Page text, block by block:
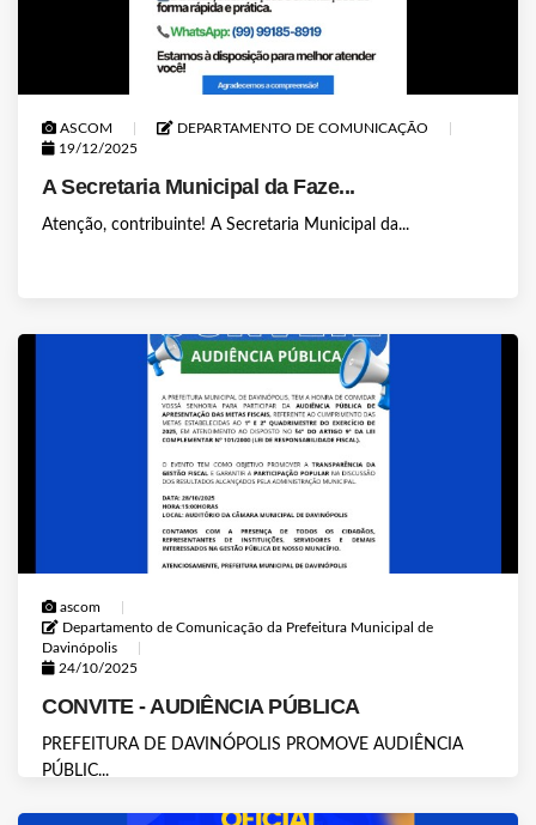
ASCOM
DEPARTAMENTO DE COMUNICAÇÃO
19/12/2025
A Secretaria Municipal da Faze...
Atenção, contribuinte! A Secretaria Municipal da...
ascom
Departamento de Comunicação da Prefeitura Municipal de
Davinópolis
24/10/2025
CONVITE - AUDIÊNCIA PÚBLICA
PREFEITURA DE DAVINÓPOLIS PROMOVE AUDIÊNCIA
PÚBLIC...